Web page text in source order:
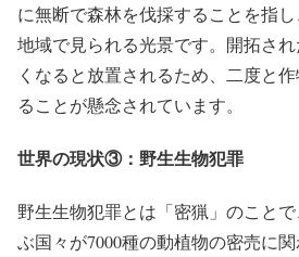
に無断で森林を伐採することを指
地域で見られる光景です。開拓さ
くなると放置されるため、二度と
ることが懸念されています。
世界の現状③：野生生物犯罪
野生生物犯罪とは「密猟」のこと
ぶ国々が7000種の動植物の密売に